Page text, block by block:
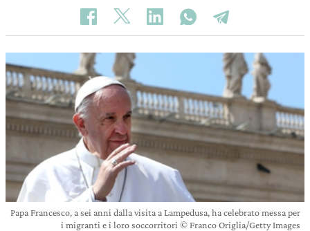
Papa Francesco, a sei anni dalla visita a Lampedusa, ha celebrato messa per
i migranti e i loro soccorritori © Franco Origlia/Getty Images